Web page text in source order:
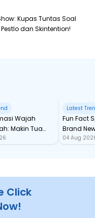
Kupas Tuntas Soal
dan Skintention!
Wajah
Makin Tua
Latest
Fun Fact Spider-Man
Brand
Baru
04 Aug
Click